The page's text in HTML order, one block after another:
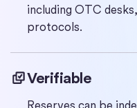
including OTC
protocols.
Verifiable
Reserves can be